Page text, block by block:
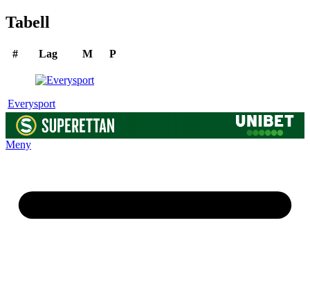
Tabell
# Lag M P
Everysport
Meny